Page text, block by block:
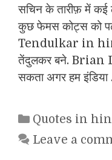
सचिन के तारीफ़ में कई
कुछ फेमस कोट्स को
Tendulkar in
तेंदुलकर बने. Brian
सकता अगर हम इंडिया
Categories
Quotes in
Leave a